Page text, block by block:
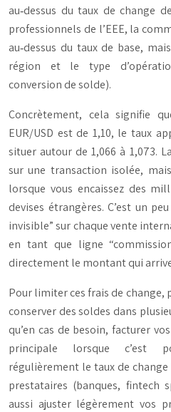
au‑dessus du taux de change
professionnels de l’EEE, la
au‑dessus du taux de base,
région et le type
conversion de solde).
Concrètement, cela signifie
EUR/USD est de 1,10, le taux
situer autour de 1,066 à 1,073.
sur une transaction isolée,
lorsque vous encaissez des
devises étrangères. C’est un
invisible” sur chaque vente
en tant que ligne
directement le montant qui
Pour limiter ces frais de change,
conserver des soldes dans
qu’en cas de besoin, facturer
principale lorsque c’est
régulièrement le taux de change
prestataires (banques, fintech
aussi ajuster légèrement vos